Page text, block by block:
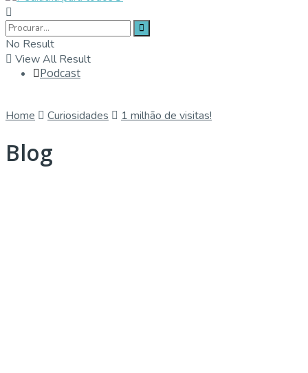
Contactos
Podcast
No Result
View All Result
Home Curiosidades 1 milhão de visitas!
Blog